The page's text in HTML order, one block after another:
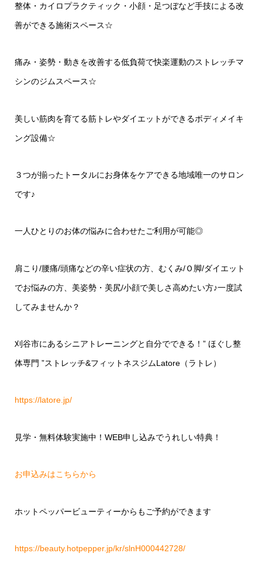
整体・カイロプラクティック・小顔・足つぼなど手技による改
善ができる施術スペース☆
痛み・姿勢・動きを改善する低負荷で快楽運動のストレッチマ
シンのジムスペース☆
美しい筋肉を育てる筋トレやダイエットができるボディメイキ
ング設備☆
３つが揃ったトータルにお身体をケアできる地域唯一のサロン
です♪
一人ひとりのお体の悩みに合わせたご利用が可能◎
肩こり/腰痛/頭痛などの辛い症状の方、むくみ/Ｏ脚/ダイエット
でお悩みの方、美姿勢・美尻/小顔で美しさ高めたい方♪一度試
してみませんか？
刈谷市にあるシニアトレーニングと自分でできる！” ほぐし整
体専門 ”ストレッチ&フィットネスジムLatore（ラトレ）
https://latore.jp/
見学・無料体験実施中！WEB申し込みでうれしい特典！
お申込みはこちらから
ホットペッパービューティーからもご予約ができます
https://beauty.hotpepper.jp/kr/slnH000442728/